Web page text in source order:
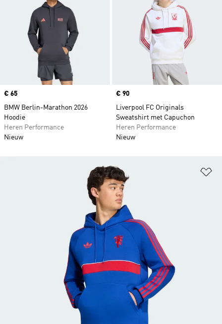
Price
€ 65
BMW Berlin-Marathon 2026
Hoodie
Heren Performance
Nieuw
Price
€ 90
Liverpool FC Originals
Sweatshirt met Capuchon
Heren Performance
Nieuw